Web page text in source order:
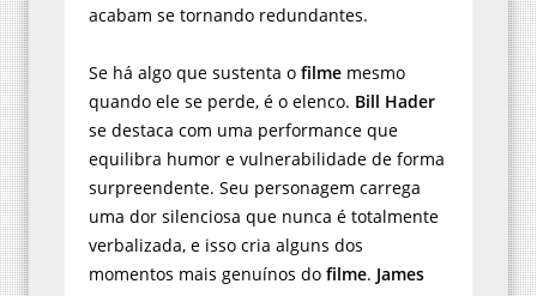
acabam se tornando redundantes.
Se há algo que sustenta o filme mesmo
quando ele se perde, é o elenco. Bill Hader
se destaca com uma performance que
equilibra humor e vulnerabilidade de forma
surpreendente. Seu personagem carrega
uma dor silenciosa que nunca é totalmente
verbalizada, e isso cria alguns dos
momentos mais genuínos do filme. James